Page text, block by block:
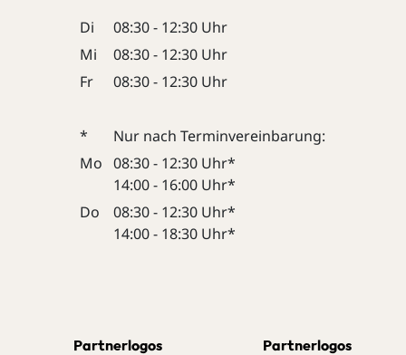
Di
08:30 - 12:30 Uhr
Mi
08:30 - 12:30 Uhr
Fr
08:30 - 12:30 Uhr
*
Nur nach Terminvereinbarung:
Mo 08:30 - 12:30 Uhr*
14:00 - 16:00 Uhr*
Do
08:30 - 12:30 Uhr*
14:00 - 18:30 Uhr*
Partnerlogos Partnerlogos